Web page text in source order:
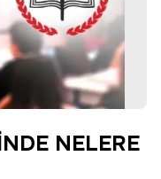
NELERE